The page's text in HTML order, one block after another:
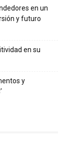
en un
y futuro
en su
y